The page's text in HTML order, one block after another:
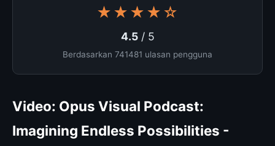
★★★★☆
4.5/ 5
Berdasarkan 741481 ulasan pengguna
Video: Opus Visual Podcast:
Imagining Endless Possibilities -